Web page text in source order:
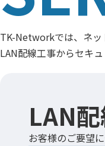
TK-Networkでは、ネッ
LAN配線工事からセキ
LAN
お客様のご要望